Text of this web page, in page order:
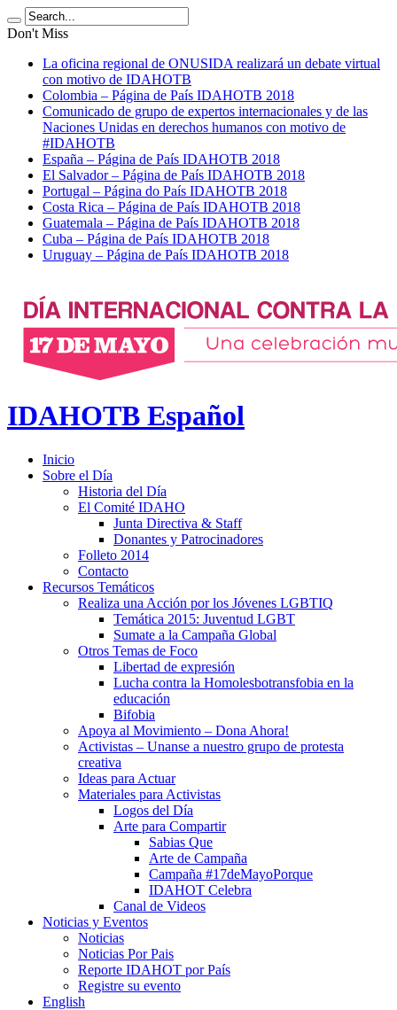
Don't Miss
La oficina regional de ONUSIDA realizará un debate virtual
con motivo de IDAHOTB
Colombia – Página de País IDAHOTB 2018
Comunicado de grupo de expertos internacionales y de las
Naciones Unidas en derechos humanos con motivo de
#IDAHOTB
España – Página de País IDAHOTB 2018
El Salvador – Página de País IDAHOTB 2018
Portugal – Página do País IDAHOTB 2018
Costa Rica – Página de País IDAHOTB 2018
Guatemala – Página de País IDAHOTB 2018
Cuba – Página de País IDAHOTB 2018
Uruguay – Página de País IDAHOTB 2018
IDAHOTB Español
Inicio
Sobre el Día
Historia del Día
El Comité IDAHO
Junta Directiva & Staff
Donantes y Patrocinadores
Folleto 2014
Contacto
Recursos Temáticos
Realiza una Acción por los Jóvenes LGBTIQ
Temática 2015: Juventud LGBT
Sumate a la Campaña Global
Otros Temas de Foco
Libertad de expresión
Lucha contra la Homolesbotransfobia en la
educación
Bifobia
Apoya al Movimiento – Dona Ahora!
Activistas – Unanse a nuestro grupo de protesta
creativa
Ideas para Actuar
Materiales para Activistas
Logos del Día
Arte para Compartir
Sabias Que
Arte de Campaña
Campaña #17deMayoPorque
IDAHOT Celebra
Canal de Videos
Noticias y Eventos
Noticias
Noticias Por Pais
Reporte IDAHOT por País
Registre su evento
English